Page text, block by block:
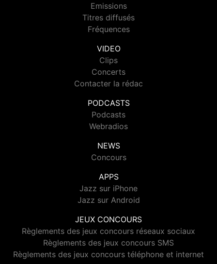
Emissions
Titres diffusés
Fréquences
VIDEO
Clips
Concerts
Contacter la rédac
PODCASTS
Podcasts
Webradios
NEWS
Concours
APPS
Jazz sur iPhone
Jazz sur Android
JEUX CONCOURS
Règlements des jeux concours réseaux sociaux
Règlements des jeux concours SMS
Règlements des jeux concours téléphone et internet